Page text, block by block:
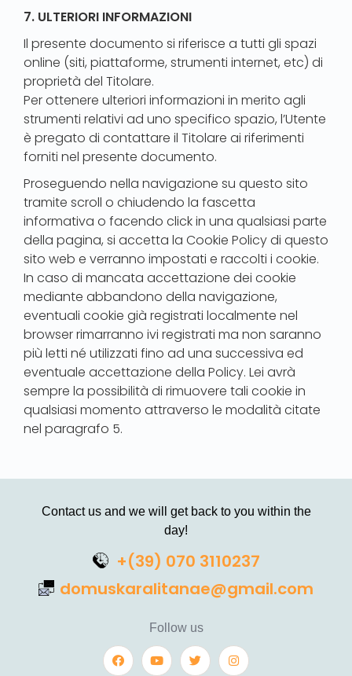
7. ULTERIORI INFORMAZIONI
Il presente documento si riferisce a tutti gli spazi
online (siti, piattaforme, strumenti internet, etc) di
proprietà del Titolare.
Per ottenere ulteriori informazioni in merito agli
strumenti relativi ad uno specifico spazio, l’Utente
è pregato di contattare il Titolare ai riferimenti
forniti nel presente documento.
Proseguendo nella navigazione su questo sito
tramite scroll o chiudendo la fascetta
informativa o facendo click in una qualsiasi parte
della pagina, si accetta la Cookie Policy di questo
sito web e verranno impostati e raccolti i cookie.
In caso di mancata accettazione dei cookie
mediante abbandono della navigazione,
eventuali cookie già registrati localmente nel
browser rimarranno ivi registrati ma non saranno
più letti né utilizzati fino ad una successiva ed
eventuale accettazione della Policy. Lei avrà
sempre la possibilità di rimuovere tali cookie in
qualsiasi momento attraverso le modalità citate
nel paragrafo 5.
Contact us and we will get back to you within the
day!
+(39) 070 3110237
domuskaralitanae@gmail.com
Follow us